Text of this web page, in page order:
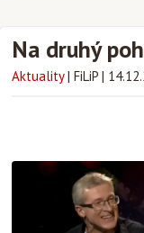
Na druhý
Aktuality | FiLiP |